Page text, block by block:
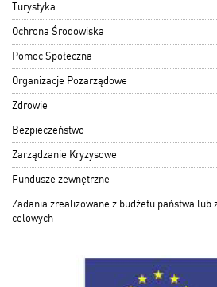
Turystyka
Ochrona Środowiska
Pomoc Społeczna
Organizacje Pozarządowe
Zdrowie
Bezpieczeństwo
Zarządzanie Kryzysowe
Fundusze zewnętrzne
Zadania zrealizowane z budżetu państwa lub
celowych